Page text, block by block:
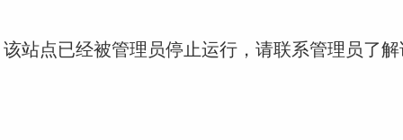
站点已经被管理员停止运行，请联系管理员了